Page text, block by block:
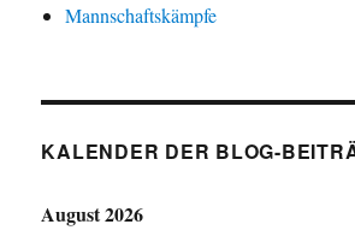
Mannschaftskämpfe
KALENDER DER BLOG-
August 2026